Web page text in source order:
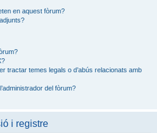
en aquest fòrum?
tractar temes legals o d’abús relacionats amb
del fòrum?
i registre